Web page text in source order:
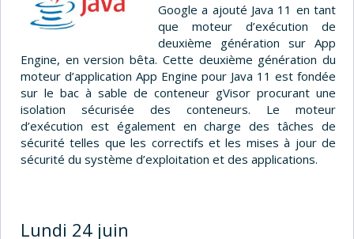
Google a ajouté Java 11 en tant
que moteur d’exécution de
deuxième génération sur App
Engine, en version bêta. Cette deuxième génération du
moteur d’application App Engine pour Java 11 est fondée
sur le bac à sable de conteneur gVisor procurant une
isolation sécurisée des conteneurs. Le moteur
d’exécution est également en charge des tâches de
sécurité telles que les correctifs et les mises à jour de
sécurité du système d’exploitation et des applications.
Lundi 24 juin